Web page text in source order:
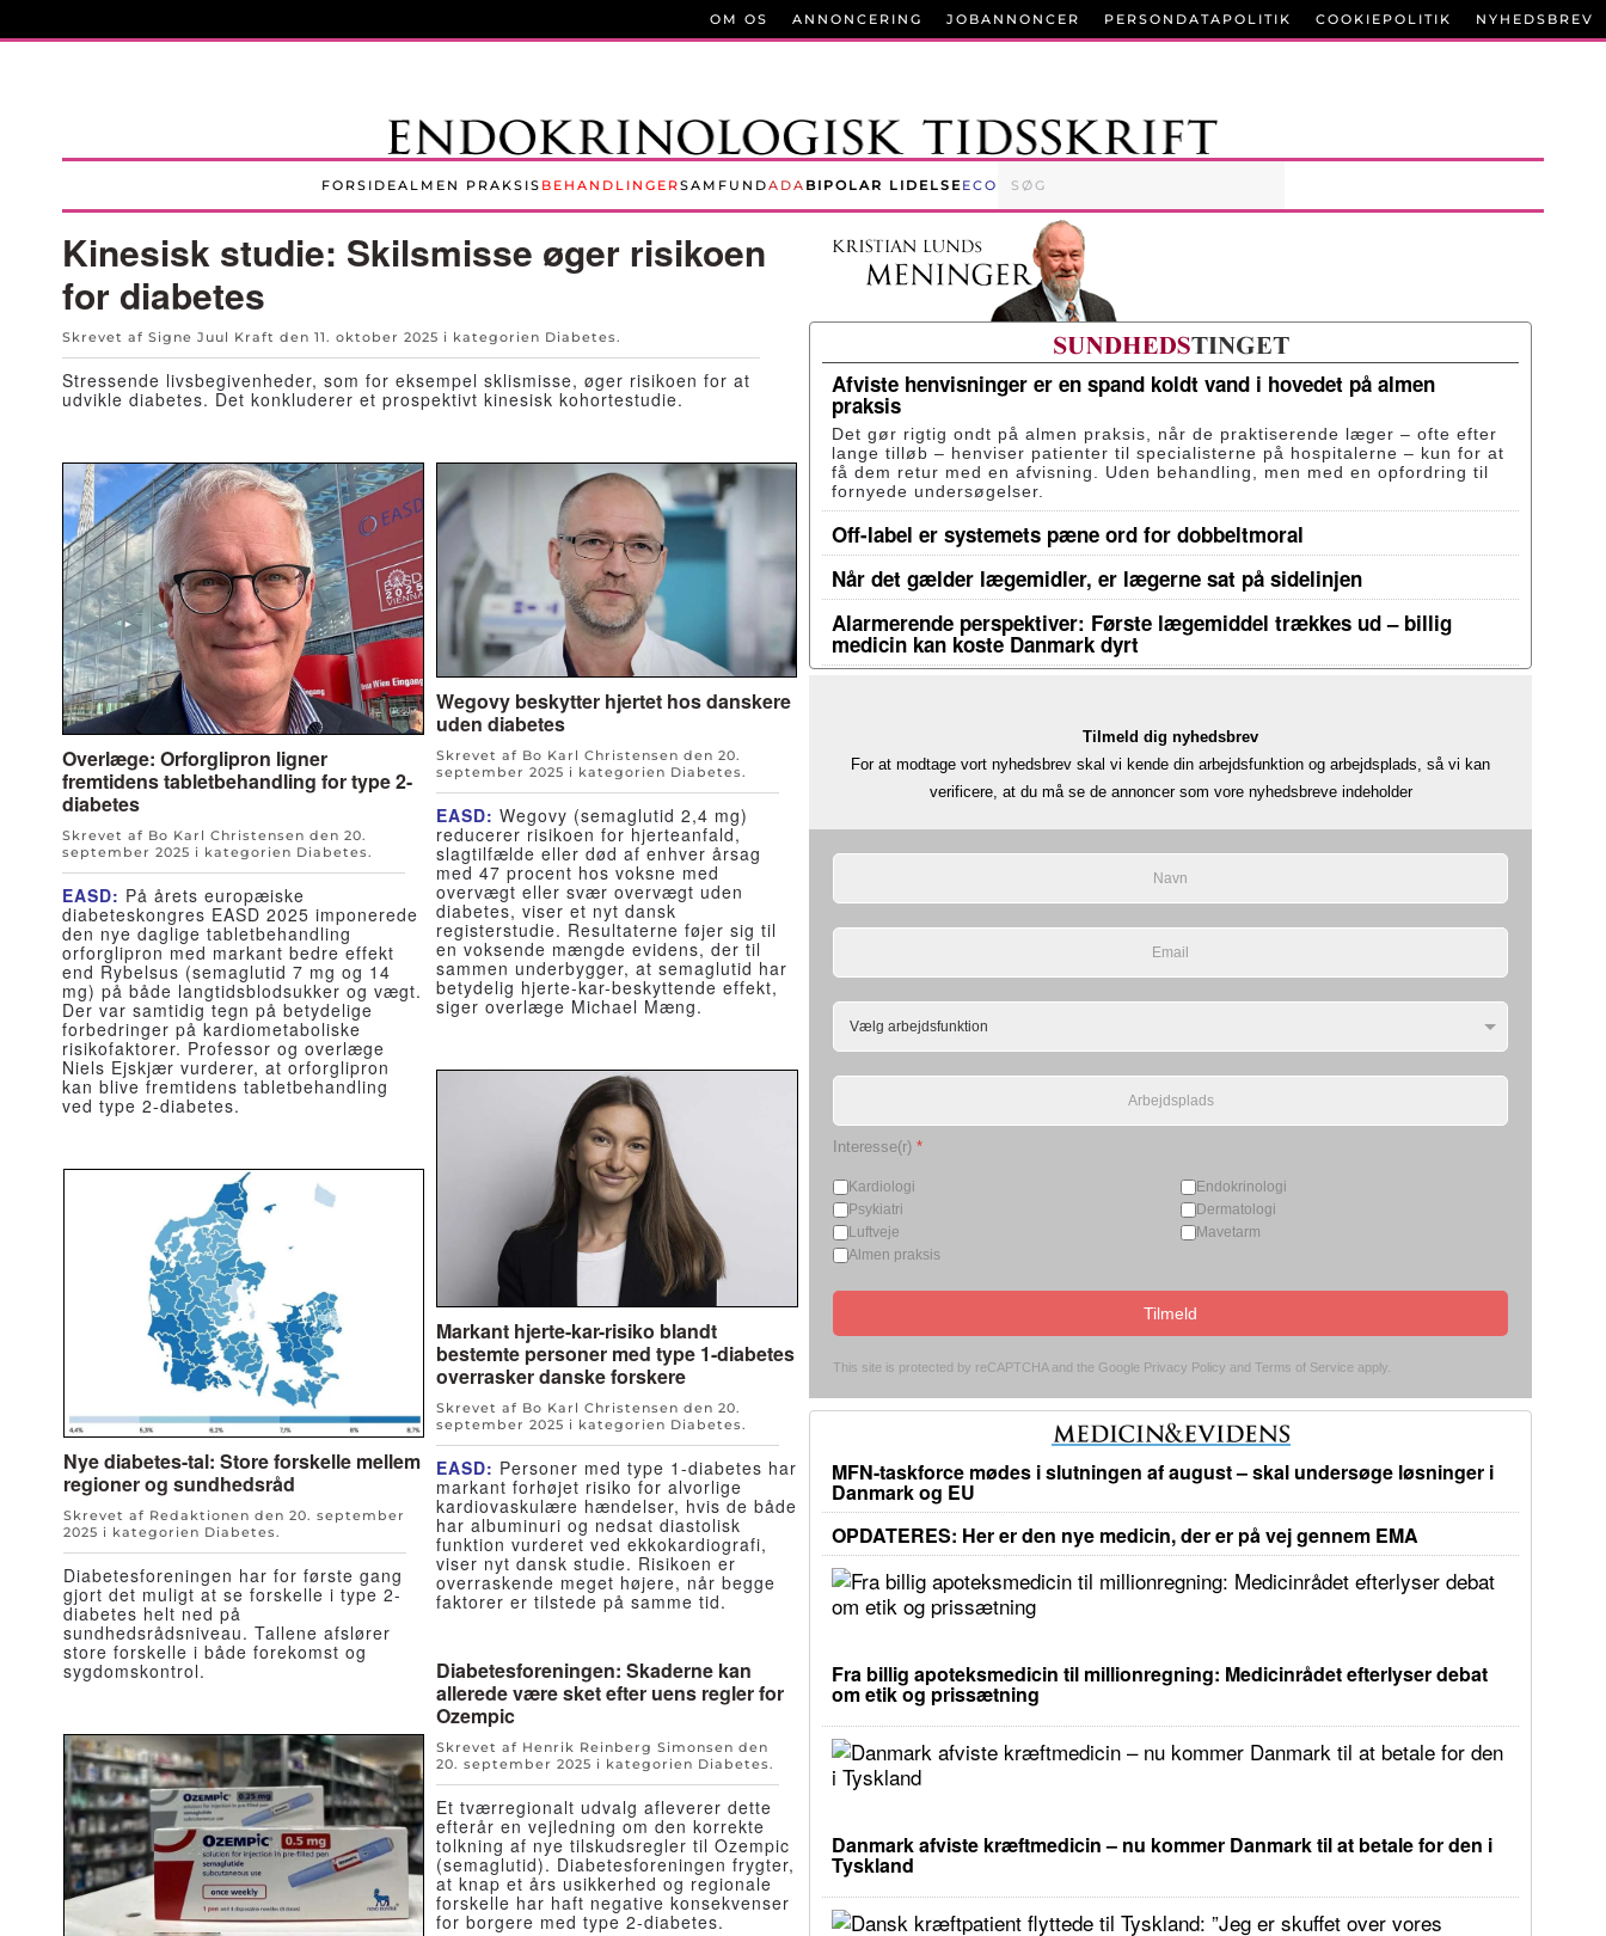
FORSIDEALMEN PRAKSIS BEHANDLINGERSAMFUNDADA BIPOLAR LIDELSEECO
OM OS ANNONCERING JOBANNONCER PERSONDATAPOLITIK COOKIEPOLITIK NYHEDSBREV
Kinesisk studie: Skilsmisse øger risikoen
for diabetes
Skrevet af Signe Juul Kraft den 11. oktober 2025 i kategorien Diabetes.
Stressende livsbegivenheder, som for eksempel sklismisse, øger risikoen for at
udvikle diabetes. Det konkluderer et prospektivt kinesisk kohortestudie.
Overlæge: Orforglipron ligner
fremtidens tabletbehandling for type 2-
diabetes
Skrevet af Bo Karl Christensen den 20.
september 2025 i kategorien Diabetes.
EASD: På årets europæiske
diabeteskongres EASD 2025 imponerede
den nye daglige tabletbehandling
orforglipron med markant bedre effekt
end Rybelsus (semaglutid 7 mg og 14
mg) på både langtidsblodsukker og vægt.
Der var samtidig tegn på betydelige
forbedringer på kardiometaboliske
risikofaktorer. Professor og overlæge
Niels Ejskjær vurderer, at orforglipron
kan blive fremtidens tabletbehandling
ved type 2-diabetes.
Wegovy beskytter hjertet hos danskere
uden diabetes
Skrevet af Bo Karl Christensen den 20.
september 2025 i kategorien Diabetes.
EASD: Wegovy (semaglutid 2,4 mg)
reducerer risikoen for hjerteanfald,
slagtilfælde eller død af enhver årsag
med 47 procent hos voksne med
overvægt eller svær overvægt uden
diabetes, viser et nyt dansk
registerstudie. Resultaterne føjer sig til
en voksende mængde evidens, der til
sammen underbygger, at semaglutid har
betydelig hjerte-kar-beskyttende effekt,
siger overlæge Michael Mæng.
Markant hjerte-kar-risiko blandt
bestemte personer med type 1-diabetes
overrasker danske forskere
Skrevet af Bo Karl Christensen den 20.
september 2025 i kategorien Diabetes.
EASD: Personer med type 1-diabetes har
markant forhøjet risiko for alvorlige
kardiovaskulære hændelser, hvis de både
har albuminuri og nedsat diastolisk
funktion vurderet ved ekkokardiografi,
viser nyt dansk studie. Risikoen er
overraskende meget højere, når begge
faktorer er tilstede på samme tid.
Nye diabetes-tal: Store forskelle mellem
regioner og sundhedsråd
Skrevet af Redaktionen den 20. september
2025 i kategorien Diabetes.
Diabetesforeningen har for første gang
gjort det muligt at se forskelle i type 2-
diabetes helt ned på
sundhedsrådsniveau. Tallene afslører
store forskelle i både forekomst og
sygdomskontrol.
Diabetesforeningen: Skaderne kan
allerede være sket efter uens regler for
Ozempic
Skrevet af Henrik Reinberg Simonsen den
20. september 2025 i kategorien Diabetes.
Et tværregionalt udvalg afleverer dette
efterår en vejledning om den korrekte
tolkning af nye tilskudsregler til Ozempic
(semaglutid). Diabetesforeningen frygter,
at knap et års usikkerhed og regionale
forskelle har haft negative konsekvenser
for borgere med type 2-diabetes.
Afviste henvisninger er en spand koldt vand i hovedet på almen
praksis
Det gør rigtig ondt på almen praksis, når de praktiserende læger – ofte efter
lange tilløb – henviser patienter til specialisterne på hospitalerne – kun for at
få dem retur med en afvisning. Uden behandling, men med en opfordring til
fornyede undersøgelser.
Off-label er systemets pæne ord for dobbeltmoral
Når det gælder lægemidler, er lægerne sat på sidelinjen
Alarmerende perspektiver: Første lægemiddel trækkes ud – billig
medicin kan koste Danmark dyrt
Tilmeld dig nyhedsbrev
For at modtage vort nyhedsbrev skal vi kende din arbejdsfunktion og arbejdsplads, så vi kan
verificere, at du må se de annoncer som vore nyhedsbreve indeholder
Interesse(r) *
Kardiologi
Endokrinologi
Psykiatri
Dermatologi
Luftveje
Mavetarm
Almen praksis
Tilmeld
This site is protected by reCAPTCHA and the Google Privacy Policy and Terms of Service apply.
MFN-taskforce mødes i slutningen af august – skal undersøge løsninger i
Danmark og EU
OPDATERES: Her er den nye medicin, der er på vej gennem EMA
Fra billig apoteksmedicin til millionregning: Medicinrådet efterlyser debat
om etik og prissætning
Danmark afviste kræftmedicin – nu kommer Danmark til at betale for den i
Tyskland